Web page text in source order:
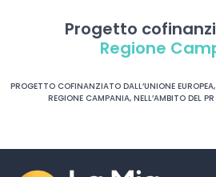
Progetto
Regione
PROGETTO COFINANZIATO DALL’UNIONE
REGIONE CAMPANIA, NELL’AMBITO DEL